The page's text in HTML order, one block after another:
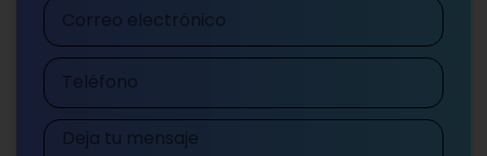
Correo
electrónico
Teléfono
Mensaje